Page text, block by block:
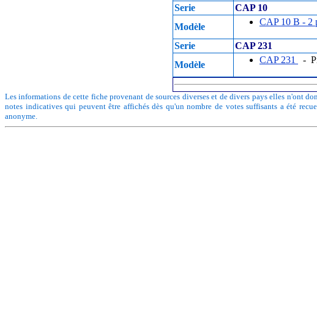
Serie
CAP 10
Modèle
CAP 10 B - 2
Serie
CAP 231
Modèle
CAP 231 -
Les informations de cette fiche provenant de sources diverses et de divers pays elles n'ont
notes indicatives qui peuvent être affichés dès qu'un nombre de votes suffisants a été
anonyme.